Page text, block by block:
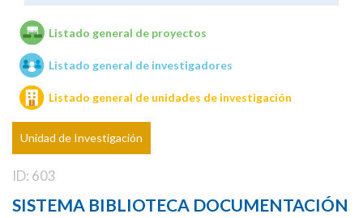
Unidades de investigación
Listado general de proyectos
Listado general de investigadores
Listado general de unidades de investigación
Unidad de Investigación
ID: 603
SISTEMA BIBLIOTECA DOCUMENTACIÓN